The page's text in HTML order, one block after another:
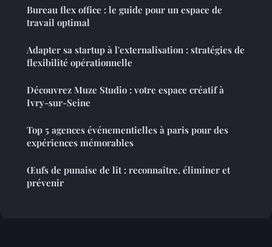
Bureau flex office : le guide pour un espace de
travail optimal
Adapter sa startup à l'externalisation : stratégies de
flexibilité opérationnelle
Découvrez Muze Studio : votre espace créatif à
Ivry-sur-Seine
Top 5 agences événementielles à paris pour des
expériences mémorables
Œufs de punaise de lit : reconnaître, éliminer et
prévenir